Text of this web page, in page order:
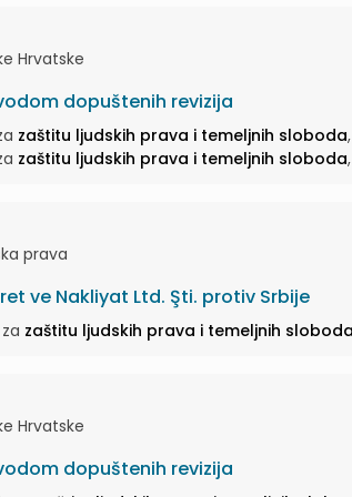
Hrvatske
dopuštenih revizija
zaštitu ljudskih prava i temeljnih sloboda
zaštitu ljudskih prava i temeljnih sloboda
prava
ve Nakliyat Ltd. Şti. protiv Srbije
zaštitu ljudskih prava i temeljnih sloboda
Hrvatske
dopuštenih revizija